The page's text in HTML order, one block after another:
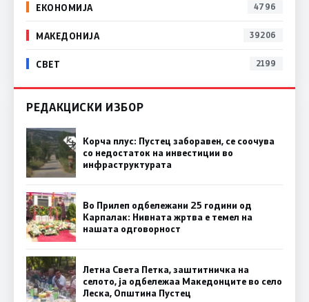
ЕКОНОМИЈА 4796
МАКЕДОНИЈА 39206
СВЕТ 2199
РЕДАКЦИСКИ ИЗБОР
Корча плус: Пустец заборавен, се соочува
со недостаток на инвестиции во
инфраструктурата
Во Прилеп одбележани 25 години од
Карпалак: Нивната жртва е темел на
нашата одговорност
Летна Света Петка, заштитничка на
селото, ја одбележаа Македонците во село
Леска, Општина Пустец